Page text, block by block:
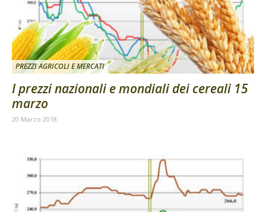
PREZZI AGRICOLI E MERCATI
I prezzi nazionali e mondiali dei cereali 15
marzo
20 Marzo 2018